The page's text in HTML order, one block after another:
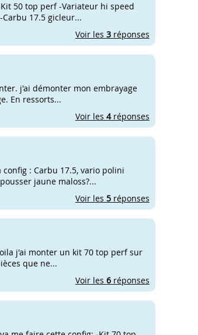
50 top perf -Variateur hi speed
17.5 gicleur...
Voir les 3réponses
j'ai démonter mon embrayage
En ressorts...
Voir les 4réponses
: Carbu 17.5, vario polini
jaune maloss?...
Voir les 5réponses
j'ai monter un kit 70 top perf sur
que ne...
Voir les 6réponses